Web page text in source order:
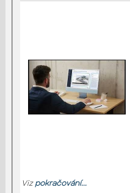
Vizpokračování...